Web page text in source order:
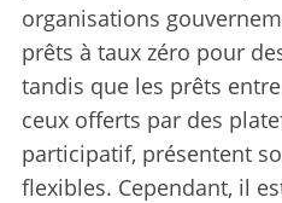
organisations
prêts à taux zéro pour
tandis que les prêts
ceux offerts par des
participatif, présentent
flexibles. Cependant, il